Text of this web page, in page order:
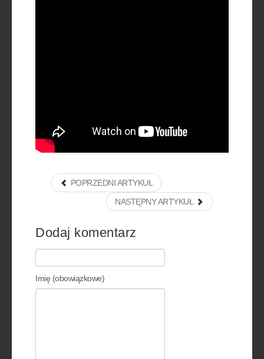
POPRZEDNI ARTYKUŁ
NASTĘPNY ARTYKUŁ
Dodaj komentarz
Imię (obowiązkowe)